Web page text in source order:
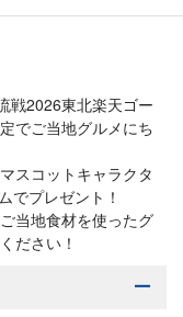
戦2026東北楽天ゴー
でご当地グルメにち
スコットキャラクタ
でプレゼント！
当地食材を使ったグ
ださい！